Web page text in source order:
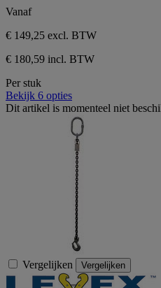
5
sterren.
Vanaf
€ 149,25 excl. BTW
€ 180,59 incl. BTW
Per stuk
Bekijk 6 opties
Dit artikel is momenteel niet
Vergelijken Vergelijken